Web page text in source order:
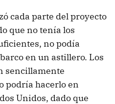
cada parte del proyecto
que no tenía los
no podía
en un astillero. Los
sencillamente
podría hacerlo en
Unidos, dado que